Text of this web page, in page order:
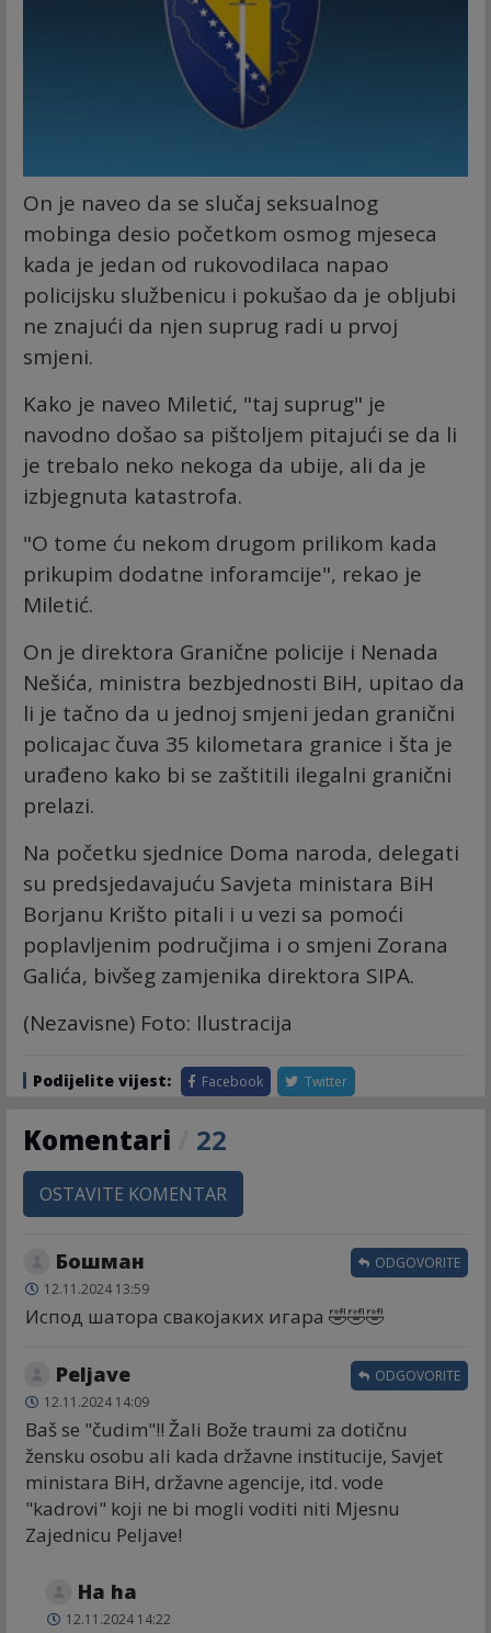
On je naveo da se slučaj seksualnog
mobinga desio početkom osmog mjeseca
kada je jedan od rukovodilaca napao
policijsku službenicu i pokušao da je obljubi
ne znajući da njen suprug radi u prvoj
smjeni.
Kako je naveo Miletić, "taj suprug" je
navodno došao sa pištoljem pitajući se da li
je trebalo neko nekoga da ubije, ali da je
izbjegnuta katastrofa.
"O tome ću nekom drugom prilikom kada
prikupim dodatne inforamcije", rekao je
Miletić.
On je direktora Granične policije i Nenada
Nešića, ministra bezbjednosti BiH, upitao da
li je tačno da u jednoj smjeni jedan granični
policajac čuva 35 kilometara granice i šta je
urađeno kako bi se zaštitili ilegalni granični
prelazi.
Na početku sjednice Doma naroda, delegati
su predsjedavajuću Savjeta ministara BiH
Borjanu Krišto pitali i u vezi sa pomoći
poplavljenim područjima i o smjeni Zorana
Galića, bivšeg zamjenika direktora SIPA.
(Nezavisne) Foto: Ilustracija
Podijelite vijest: Facebook Twitter
Komentari 22
OSTAVITE KOMENTAR
Бошман
12.11.2024 13:59
Испод шатора свакојаких игара 🤣🤣🤣
ODGOVORITE
Peljave
12.11.2024 14:09
Baš se "čudim"!! Žali Bože traumi za dotičnu
žensku osobu ali kada državne institucije, Savjet
ministara BiH, državne agencije, itd. vode
"kadrovi" koji ne bi mogli voditi niti Mjesnu
Zajednicu Peljave!
ODGOVORITE
Ha ha
12.11.2024 14:22